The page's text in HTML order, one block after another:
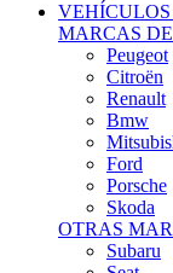
MARCAS
Peugeot
Citroën
Renault
Bmw
Ford
Porsche
Skoda
OTRAS
Subaru